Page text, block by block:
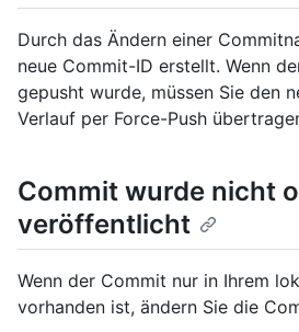
Durch das Ändern einer
neue Commit-ID erstellt. Wenn
gepusht wurde, müssen Sie den
Verlauf per Force-Push
Commit wurde nicht
veröffentlicht
Wenn der Commit nur in Ihrem
vorhanden ist, ändern Sie die